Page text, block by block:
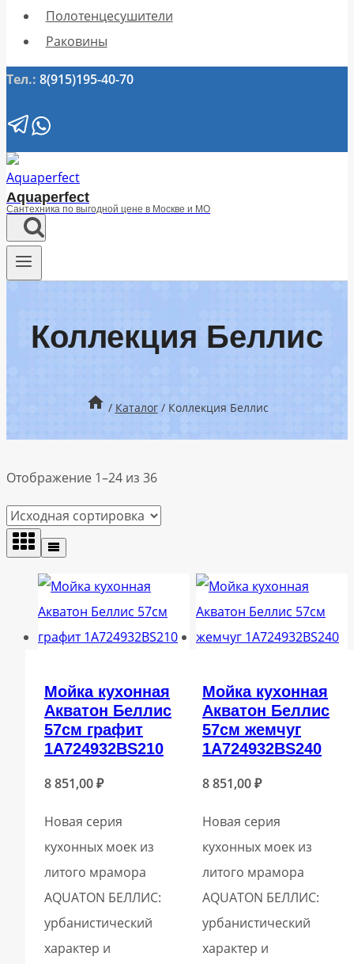
Полотенцесушители
Раковины
Тел.: 8(915)195-40-70
Aquaperfect
Сантехника по выгодной цене в Москве и МО
Коллекция Беллис
/ Каталог / Коллекция Беллис
Отображение 1–24 из 36
Мойка кухонная
Акватон Беллис
57см графит
1A724932BS210
8 851,00₽
Новая серия
кухонных моек из
литого мрамора
AQUATON БЕЛЛИС:
урбанистический
характер и
Мойка кухонная
Акватон Беллис
57см жемчуг
1A724932BS240
8 851,00₽
Новая серия
кухонных моек из
литого мрамора
AQUATON БЕЛЛИС:
урбанистический
характер и